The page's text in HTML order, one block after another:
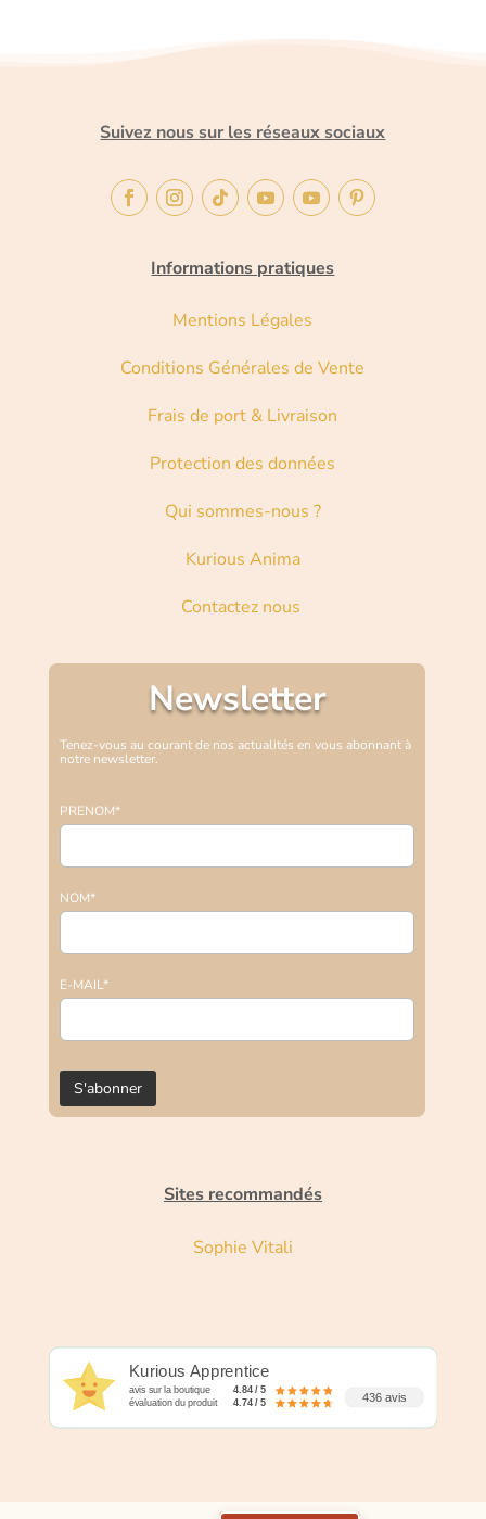
Suivez nous sur les réseaux sociaux
Informations pratiques
Mentions Légales
Conditions Générales de Vente
Frais de port & Livraison
Protection des données
Qui sommes-nous ?
Kurious Anima
Contactez nous
Newsletter
Tenez-vous au courant de nos actualités en vous abonnant à
notre newsletter.
PRENOM*
NOM*
E-MAIL*
Sites recommandés
Sophie Vitali
Kurious Apprentice
avis sur la boutique 4.84 / 5
évaluation du produit 4.74 / 5 436 avis